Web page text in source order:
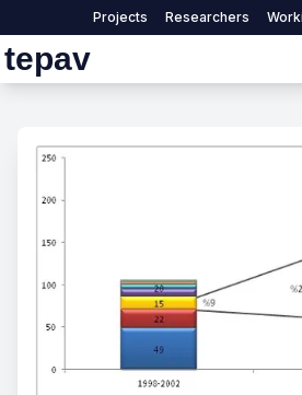
Projects Researchers
tepav